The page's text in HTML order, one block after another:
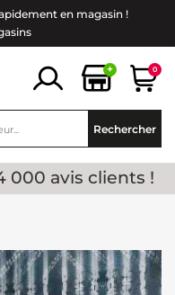
en magasin !
+ 0
Rechercher
000 avis clients !